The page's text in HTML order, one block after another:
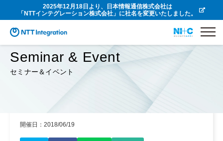
2025年12月18日より、日本情報通信株式会社は
「NTTインテグレーション株式会社」に社名を変更いたしました。
Seminar & Event
セミナー＆イベント
開催日：2018/06/19